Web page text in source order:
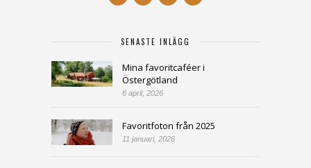
SENASTE INLÄGG
Mina favoritcaféer i
Östergötland
6 april, 2026
Favoritfoton från 2025
11 januari, 2026